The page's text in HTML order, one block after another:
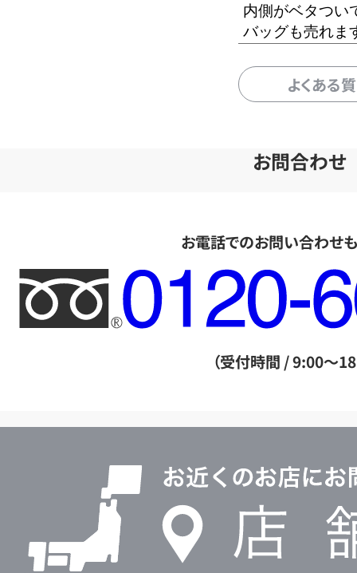
内側がベタつい
バッグも売れま
よくある
お問合わせ
お電話でのお問い合わせ
フ
リ
ー
ル
（受付時間 / 9:00～